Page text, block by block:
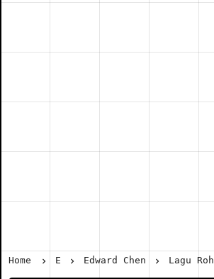
Home E Edward Chen Lagu